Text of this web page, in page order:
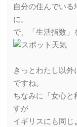
自分の住んでい
に。
で、「生活指数」
きっとわたし以
ですね。
ちなみに「女心
すが
イギリスにも同じ